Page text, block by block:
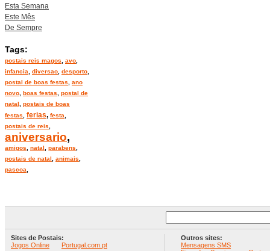
Esta Semana
Este Mês
De Sempre
Tags:
postais reis magos avo
infancia
diversao desporto
postal de boas festas
ano
novo boas festas
postal de
natal
postais de boas
festas
ferias, festa
postais de reis
aniversario,
amigos natal parabens
postais de natal
animais
pascoa
Sites de Postais:
Jogos Online
Portugal.com.pt
Outros sites:
Mensagens SMS